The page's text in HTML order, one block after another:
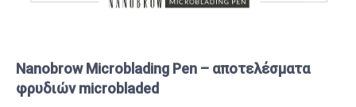
Nanobrow Microblading Pen – αποτελέσματα
φρυδιών microbladed